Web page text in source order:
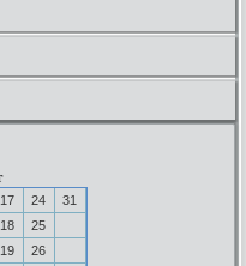
17 24
31
18
25
19
26